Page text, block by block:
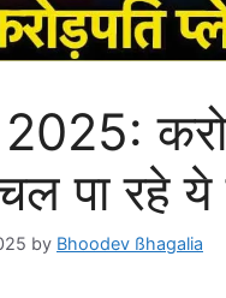
पा रहे
by Bhoodev ßhagalia